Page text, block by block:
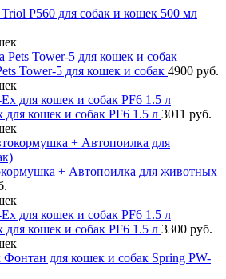
P560 для собак и кошек 500 мл
Tower-5 для кошек и собак 4900 руб.
кошек и собак PF6 1.5 л 3011 руб.
+ Автопоилка для животных
кошек и собак PF6 1.5 л 3300 руб.